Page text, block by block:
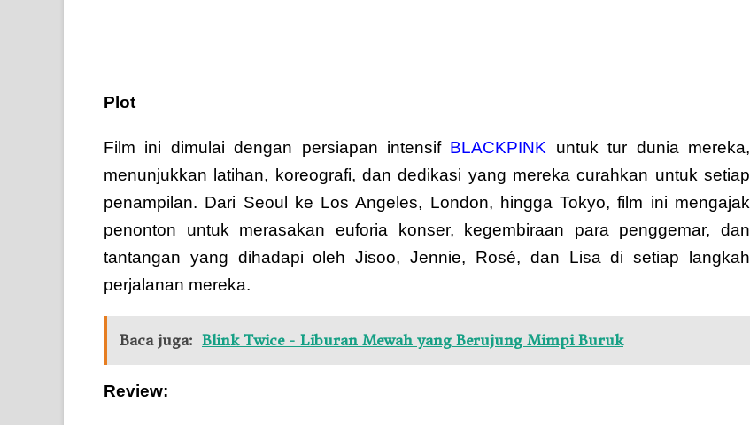
Plot
Film ini dimulai dengan persiapan intensif BLACKPINK untuk tur dunia mereka,
menunjukkan latihan, koreografi, dan dedikasi yang mereka curahkan untuk setiap
penampilan. Dari Seoul ke Los Angeles, London, hingga Tokyo, film ini mengajak
penonton untuk merasakan euforia konser, kegembiraan para penggemar, dan
tantangan yang dihadapi oleh Jisoo, Jennie, Rosé, dan Lisa di setiap langkah
perjalanan mereka.
Baca juga: Blink Twice - Liburan Mewah yang Berujung Mimpi Buruk
Review: